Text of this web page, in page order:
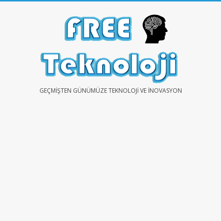
FREEGEÇMIŞTEN GÜNÜMÜZE TEKNOLOJI VE İNOVASYON